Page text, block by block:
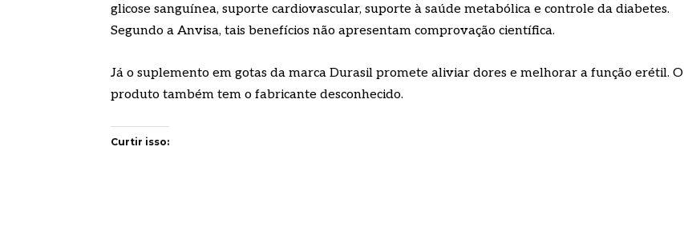
glicose sanguínea, suporte cardiovascular, suporte à saúde metabólica e controle da diabetes.
Segundo a Anvisa, tais benefícios não apresentam comprovação científica.
Já o suplemento em gotas da marca Durasil promete aliviar dores e melhorar a função erétil. O
produto também tem o fabricante desconhecido.
Curtir isso: